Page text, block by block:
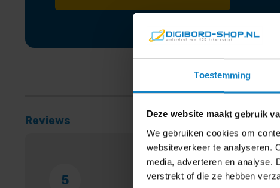
Toestemming
Deze website maakt gebruik
We gebruiken cookies om
websiteverkeer te analyseren.
media, adverteren en analyse.
verstrekt of die ze hebben
Reviews
5